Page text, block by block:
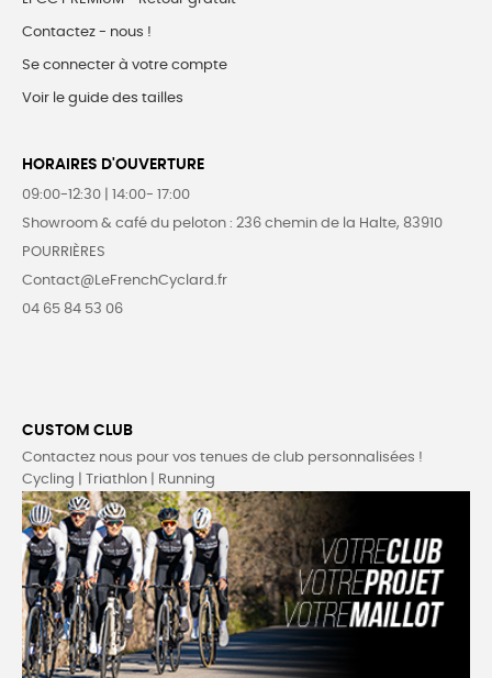
Contactez - nous !
Se connecter à votre compte
Voir le guide des tailles
HORAIRES D'OUVERTURE
09:00-12:30 | 14:00- 17:00
Showroom & café du peloton : 236 chemin de la Halte, 83910
POURRIÈRES
Contact@LeFrenchCyclard.fr
04 65 84 53 06
CUSTOM CLUB
Contactez nous pour vos tenues de club personnalisées !
Cycling | Triathlon | Running